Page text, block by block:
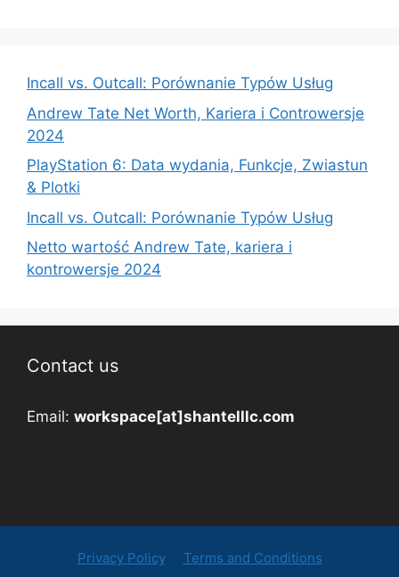
Incall vs. Outcall: Porównanie Typów Usług
Andrew Tate Net Worth, Kariera i Controwersje
2024
PlayStation 6: Data wydania, Funkcje, Zwiastun
& Plotki
Incall vs. Outcall: Porównanie Typów Usług
Netto wartość Andrew Tate, kariera i
kontrowersje 2024
Contact us
Email: workspace[at]shantelllc.com
Privacy Policy Terms and Conditions